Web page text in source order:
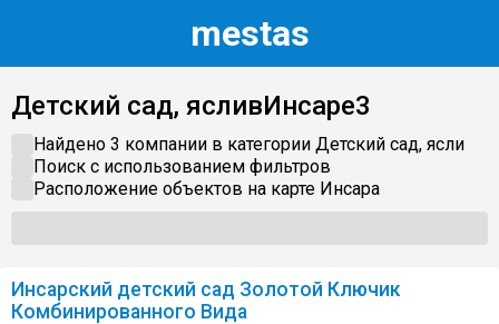
mestas
Детский сад, ясливИнсаре3
Найдено 3 компании в категории Детский сад, ясли
Поиск с использованием фильтров
Расположение объектов на карте Инсара
Инсарский детский сад Золотой Ключик
Комбинированного Вида